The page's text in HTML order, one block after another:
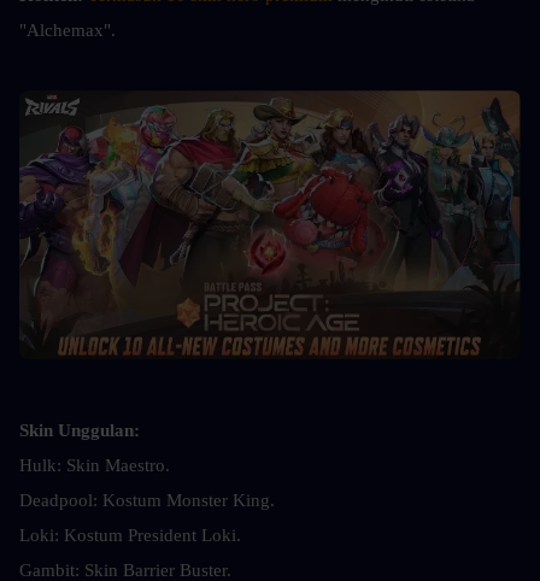
"Alchemax".
Skin Unggulan:
Hulk: Skin Maestro.
Deadpool: Kostum Monster King.
Loki: Kostum President Loki.
Gambit: Skin Barrier Buster.